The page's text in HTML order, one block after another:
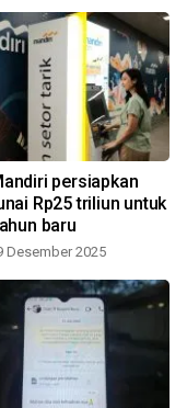
persiapkan
Rp25 triliun untuk
baru
Desember 2025